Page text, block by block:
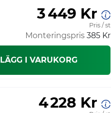
3 449 Kr
Pris / st
Monteringspris 385 Kr
LÄGG I VARUKORG
4 228 Kr